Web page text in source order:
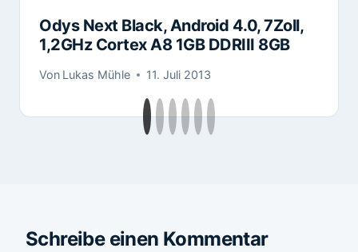
Odys Next Black, Android 4.0, 7Zoll,
1,2GHz Cortex A8 1GB DDRIII 8GB
Von Lukas Mühle 11. Juli 2013
Schreibe einen Kommentar